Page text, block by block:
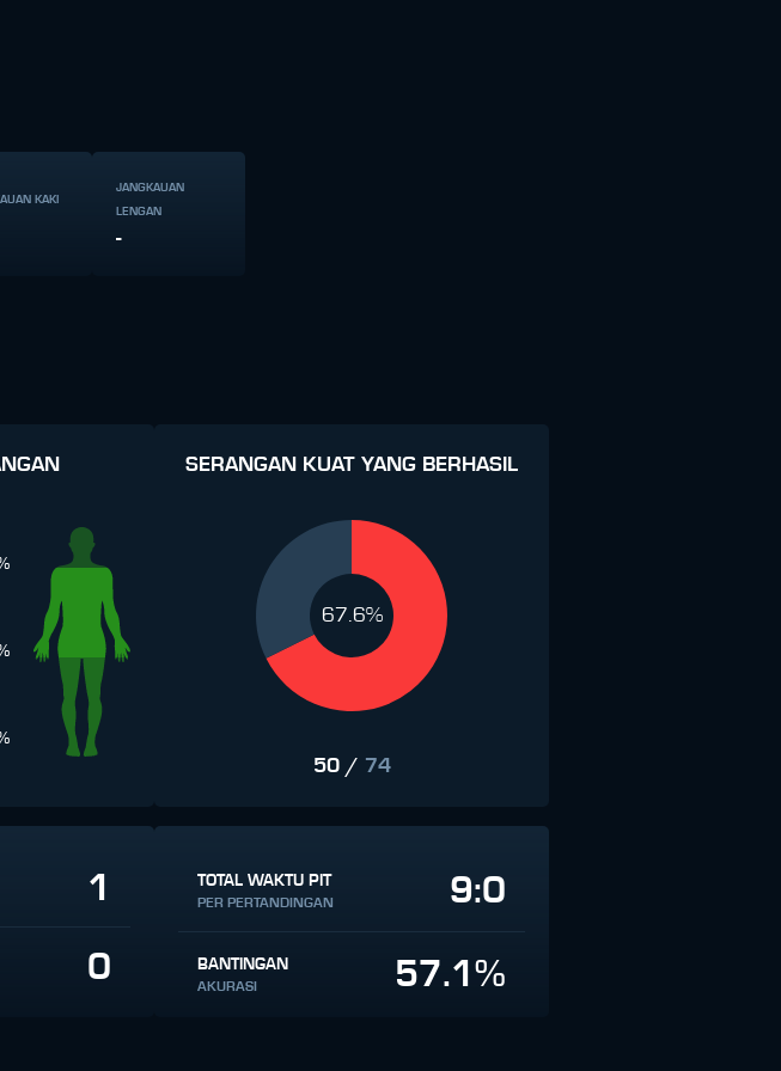
KAKI
JANGKAUAN
LENGAN
-
SERANGAN KUAT YANG BERHASIL
67.6%
50/ 74
1
0
TOTAL WAKTU PIT
PER PERTANDINGAN 9:0
BANTINGAN
AKURASI 57.1%